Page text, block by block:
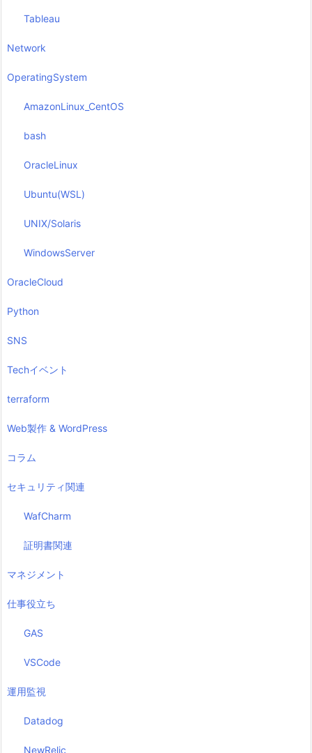
Tableau
Network
OperatingSystem
AmazonLinux_CentOS
bash
OracleLinux
Ubuntu(WSL)
UNIX/Solaris
WindowsServer
OracleCloud
Python
SNS
Techイベント
terraform
Web製作 & WordPress
コラム
セキュリティ関連
WafCharm
証明書関連
マネジメント
仕事役立ち
GAS
VSCode
運用監視
Datadog
NewRelic